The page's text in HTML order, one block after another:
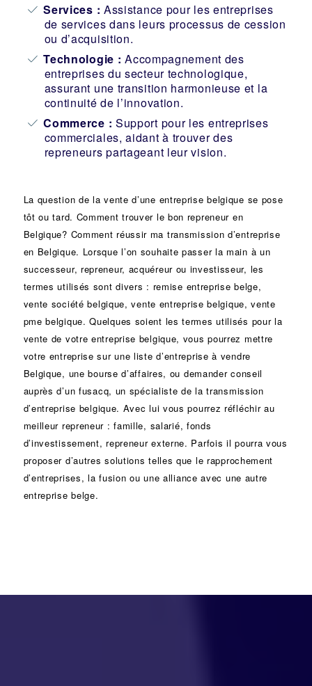
Services : Assistance pour les entreprises
de services dans leurs processus de cession
ou d’acquisition.
Technologie : Accompagnement des
entreprises du secteur technologique,
assurant une transition harmonieuse et la
continuité de l’innovation.
Commerce : Support pour les entreprises
commerciales, aidant à trouver des
repreneurs partageant leur vision.
La question de la vente d’une entreprise belgique se pose
tôt ou tard. Comment trouver le bon repreneur en
Belgique? Comment réussir ma transmission d’entreprise
en Belgique. Lorsque l’on souhaite passer la main à un
successeur, repreneur, acquéreur ou investisseur, les
termes utilisés sont divers : remise entreprise belge,
vente société belgique, vente entreprise belgique, vente
pme belgique. Quelques soient les termes utilisés pour la
vente de votre entreprise belgique, vous pourrez mettre
votre entreprise sur une liste d’entreprise à vendre
Belgique, unebourse d’affaires, ou demander conseil
auprès d’un fusacq, un spécialiste de latransmission
d’entreprise belgique. Avec lui vous pourrez réfléchir au
meilleur repreneur :famille, salarié, fonds
d’investissement, repreneur externe. Parfois il pourra vous
proposer d’autres solutions telles que le rapprochement
d’entreprises, lafusion ou unealliance avec une autre
entreprise belge.